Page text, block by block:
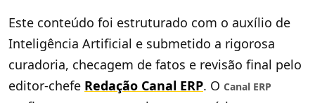
Este conteúdo foi estruturado com o auxílio de
Inteligência Artificial e submetido a rigorosa
curadoria, checagem de fatos e revisão final pelo
editor-chefe Redação Canal ERP. O Canal ERP